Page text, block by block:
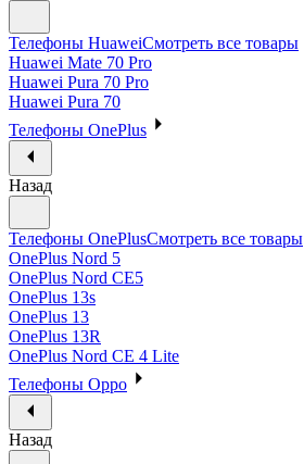
Телефоны HuaweiСмотреть все товары
Huawei Mate 70 Pro
Huawei Pura 70 Pro
Huawei Pura 70
Телефоны OnePlus
Назад
Телефоны OnePlusСмотреть все товары
OnePlus Nord 5
OnePlus Nord CE5
OnePlus 13s
OnePlus 13
OnePlus 13R
OnePlus Nord CE 4 Lite
Телефоны Oppo
Назад